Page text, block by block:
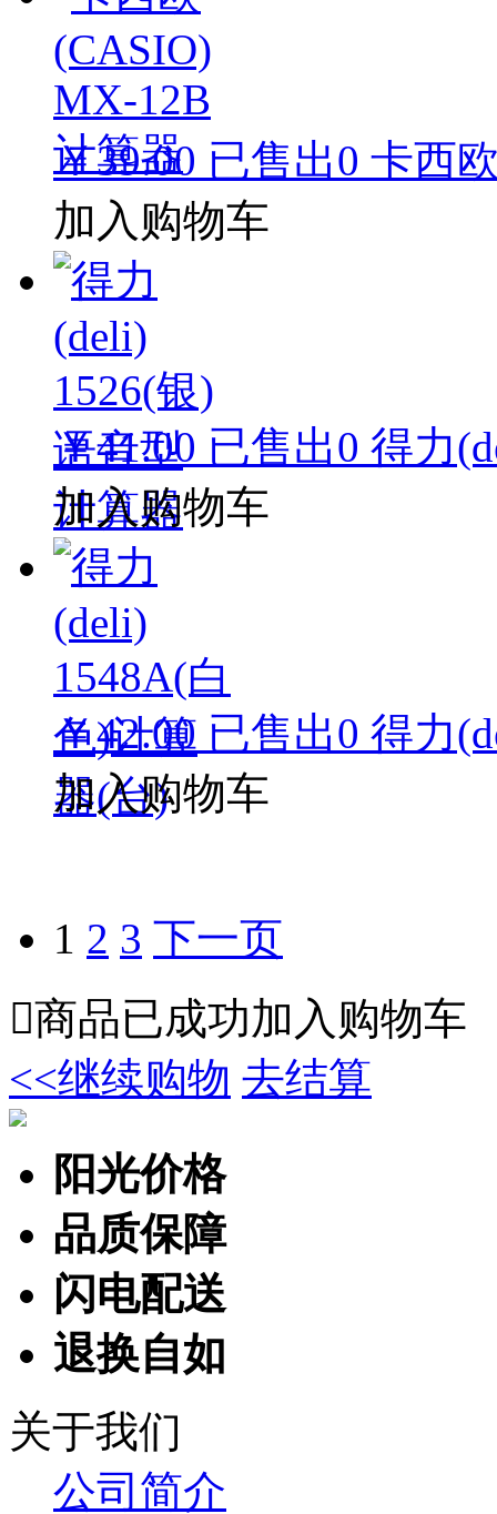
￥39.00 已售出0 卡西
加入购物车
￥41.00 已售出0 得力
加入购物车
￥42.00 已售出0 得力
加入购物车
1 2 3 下一页
商品已成功加入购物车
<<继续购物 去结算
阳光价格
品质保障
闪电配送
退换自如
关于我们
公司简介